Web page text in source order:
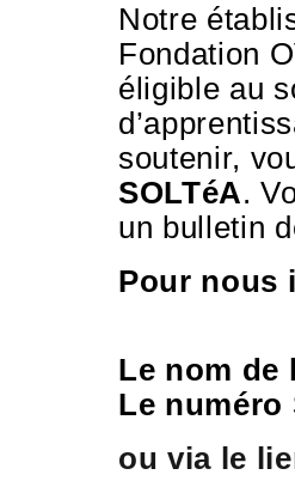
Notre
Fondation
éligible au
soutenir,
SOLTéA.
un bulletin
Pour nous
Le nom de
Le numéro
ou via le